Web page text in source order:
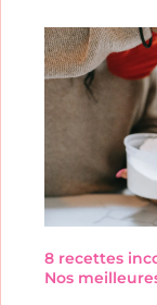
8 recettes
Nos